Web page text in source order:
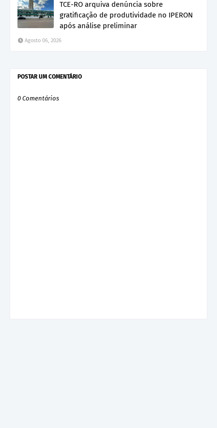
TCE-RO arquiva denúncia sobre
gratificação de produtividade no IPERON
após análise preliminar
Agosto 06, 2026
POSTAR UM COMENTÁRIO
0 Comentários